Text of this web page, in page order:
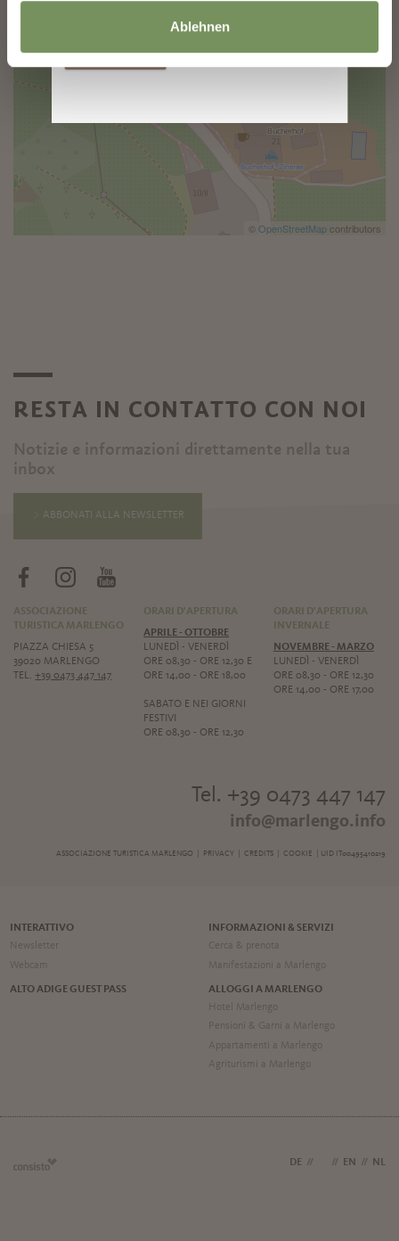
Ablehnen
© OpenStreetMap contributors
RESTA IN CONTATTO CON NOI
Notizie e informazioni direttamente nella tua
inbox
ABBONATI ALLA NEWSLETTER
ASSOCIAZIONE
TURISTICA MARLENGO
PIAZZA CHIESA 5
39020 MARLENGO
TEL.+39 0473 447 147
ORARI D'APERTURA
APRILE - OTTOBRE
LUNEDÌ - VENERDÌ
ORE 08,30 - ORE 12,30 E
ORE 14,00 - ORE 18,00
SABATO E NEI GIORNI
FESTIVI
ORE 08,30 - ORE 12,30
ORARI D'APERTURA
INVERNALE
NOVEMBRE - MARZO
LUNEDÌ - VENERDÌ
ORE 08,30 - ORE 12,30
ORE 14,00 - ORE 17,00
Tel. +39 0473 447 147
info@marlengo.info
ASSOCIAZIONE TURISTICA MARLENGO | PRIVACY| CREDITS| COOKIE | UID IT00495410219
INTERATTIVO
Newsletter
Webcam
INFORMAZIONI & SERVIZI
Cerca & prenota
Manifestazioni a Marlengo
ALTO ADIGE GUEST PASS
ALLOGGI A MARLENGO
Hotel Marlengo
Pensioni & Garni a Marlengo
Appartamenti a Marlengo
Agriturismi a Marlengo
DE // // EN // NL